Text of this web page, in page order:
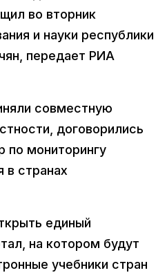
во вторник
и науки республики
передает РИА
совместную
договорились
по мониторингу
в странах
единый
на котором будут
учебники стран